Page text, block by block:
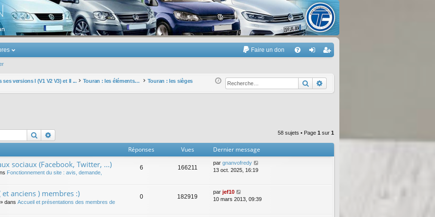
Touran
Faire un don
Q ne
xi
nr
eg
r
versions I (V1 V2 V3) et II ... Touran : les éléments et équipements extérieurs et intérieurs Touran : les sièges Rechercher
Rechercher 58 sujets • Page 1 sur 1
Réponses Vues Dernier message
sociaux (Facebook, Twitter, ...)
Fonctionnement du site : avis, demande,
6 166211
par gnanvofredy
13 oct. 2025, 16:19
anciens ) membres :)
» dans Accueil et présentations des membres de
0 182919
par jef10
10 mars 2013, 09:39